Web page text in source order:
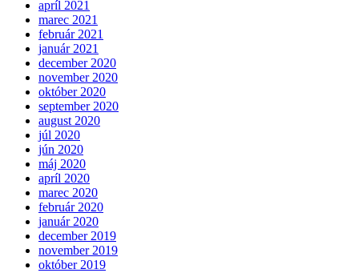
apríl 2021
marec 2021
február 2021
január 2021
december 2020
november 2020
október 2020
september 2020
august 2020
júl 2020
jún 2020
máj 2020
apríl 2020
marec 2020
február 2020
január 2020
december 2019
november 2019
október 2019